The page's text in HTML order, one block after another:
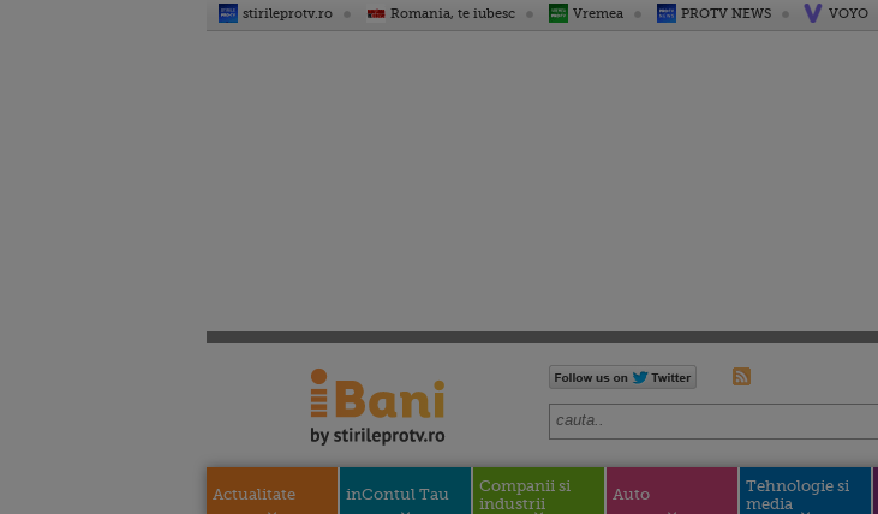
stirileprotv.ro Romania, te iubesc Vremea PROTV NEWS VOYO
Actualitate inContul Tau
Companii si
industrii
Auto
Tehnologie si
media